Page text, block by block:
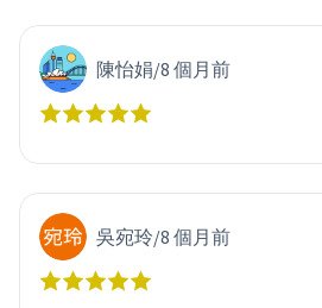
陳怡娟/8 個月前
吳宛玲/8 個月前